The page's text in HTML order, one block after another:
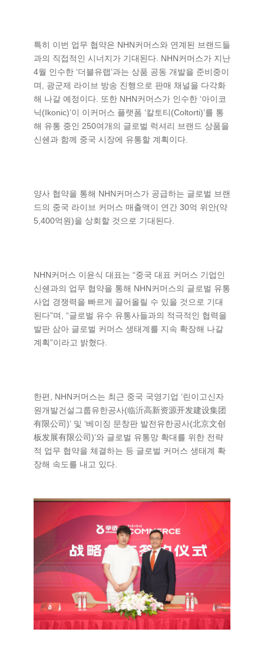
특히 이번 업무 협약은 NHN커머스와 연계된 브랜드들
과의 직접적인 시너지가 기대된다. NHN커머스가 지난
4월 인수한 ‘더블유랩’과는 상품 공동 개발을 준비중이
며, 광군제 라이브 방송 진행으로 판매 채널을 다각화
해 나갈 예정이다. 또한 NHN커머스가 인수한 ‘아이코
닉(Ikonic)’이 이커머스 플랫폼 ‘칼토티(Coltorti)’를 통
해 유통 중인 250여개의 글로벌 럭셔리 브랜드 상품을
신쉔과 함께 중국 시장에 유통할 계획이다.
양사 협약을 통해 NHN커머스가 공급하는 글로벌 브랜
드의 중국 라이브 커머스 매출액이 연간 30억 위안(약
5,400억원)을 상회할 것으로 기대된다.
NHN커머스 이윤식 대표는 “중국 대표 커머스 기업인
신쉔과의 업무 협약을 통해 NHN커머스의 글로벌 유통
사업 경쟁력을 빠르게 끌어올릴 수 있을 것으로 기대
된다”며, “글로벌 유수 유통사들과의 적극적인 협력을
발판 삼아 글로벌 커머스 생태계를 지속 확장해 나갈
계획”이라고 밝혔다.
한편, NHN커머스는 최근 중국 국영기업 ‘린이고신자
원개발건설그룹유한공사(临沂高新资源开发建设集团
有限公司)’ 및 ‘베이징 문창판 발전유한공사(北京文创
板发展有限公司)’와 글로벌 유통망 확대를 위한 전략
적 업무 협약을 체결하는 등 글로벌 커머스 생태계 확
장해 속도를 내고 있다.